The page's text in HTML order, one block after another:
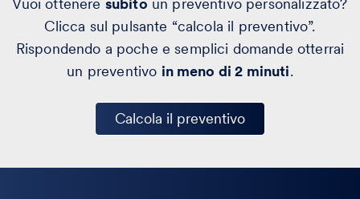
Vuoi ottenere subito un preventivo personalizzato?
Clicca sul pulsante “calcola il preventivo”.
Rispondendo a poche e semplici domande otterrai
un preventivo in meno di 2 minuti.
Calcola il preventivo